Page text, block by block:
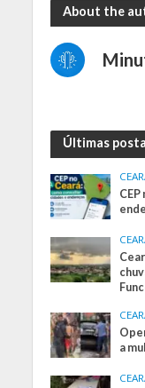
About the
Últimas
a